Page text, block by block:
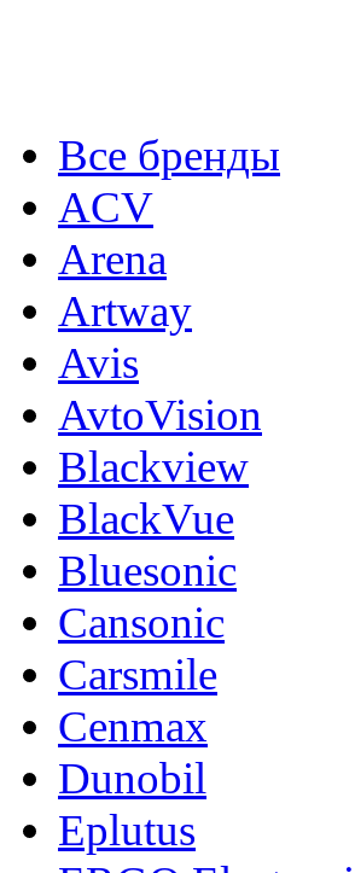
Все бренды
ACV
Arena
Artway
Avis
AvtoVision
Blackview
BlackVue
Bluesonic
Cansonic
Carsmile
Cenmax
Dunobil
Eplutus